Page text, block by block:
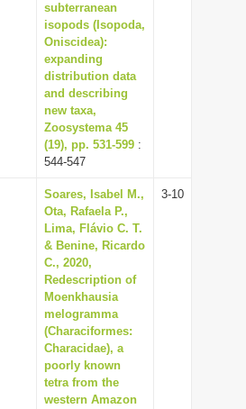
subterranean
isopods (Isopoda,
Oniscidea):
expanding
distribution data
and describing
new taxa,
Zoosystema 45
(19), pp. 531-599 :
544-547
Soares, Isabel M.,
Ota, Rafaela P.,
Lima, Flávio C. T.
& Benine, Ricardo
C., 2020,
Redescription of
Moenkhausia
melogramma
(Characiformes:
Characidae), a
poorly known
tetra from the
western Amazon
3-10